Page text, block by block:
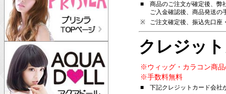
■
商品のご注文が確定後、弊
ご入金確認後、商品発送の
※
ご注文確定後、振込先口座
クレジッ
※ウィッグ・カラコン商
※手数料無料
■ 下記クレジットカード会社